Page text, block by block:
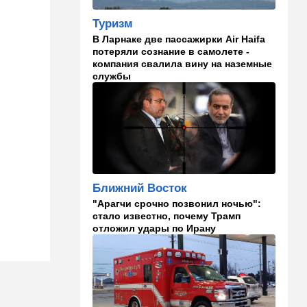
Германии предотвратили
покушение на
производителя дронов для
Украины
Израиль
Террорист "Нухбы",
участвовавший в резне 7
октября, работал в Газе
водителем грузовика
гумпомощи
11:43 В мире
К программе "спасем
Россию" от топливного
кризиса присоединилась
еще одна страна
10:40 Израиль
В Эйлатский залив приплыл
необычный гость. ВИДЕО
Туризм
В Ларнаке две пассажирки Air Haifa
потеряли сознание в самолете -
компания свалила вину на наземные
службы
Ближний Восток
"Арагчи срочно позвонил ночью":
стало известно, почему Трамп
отложил удары по Ирану